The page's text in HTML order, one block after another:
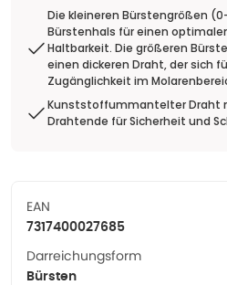
Die kleineren Bürstengrößen
Bürstenhals für einen
Haltbarkeit. Die größeren
einen dickeren Draht, der sich
Zugänglichkeit im
Kunststoffummantelter Draht
Drahtende für Sicherheit und
EAN
7317400027685
Darreichungsform
Bürsten